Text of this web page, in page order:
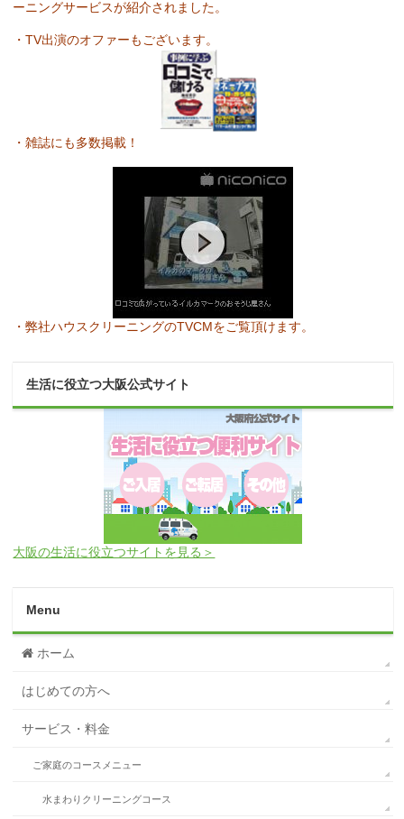
ーニングサービスが紹介されました。
・TV出演のオファーもございます。
・雑誌にも多数掲載！
・弊社ハウスクリーニングのTVCMをご覧頂けます。
生活に役立つ大阪公式サイト
大阪の生活に役立つサイトを見る＞
Menu
ホーム
はじめての方へ
サービス・料金
ご家庭のコースメニュー
水まわりクリーニングコース